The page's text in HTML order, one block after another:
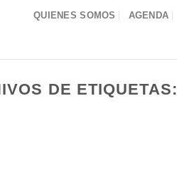
QUIENES SOMOS AGENDA
DE ETIQUETAS: